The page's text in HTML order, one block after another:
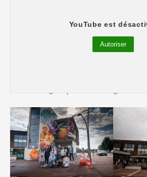
YouTube est
Autoriser
Auguste Renoir
Collège Auguste Renoir –